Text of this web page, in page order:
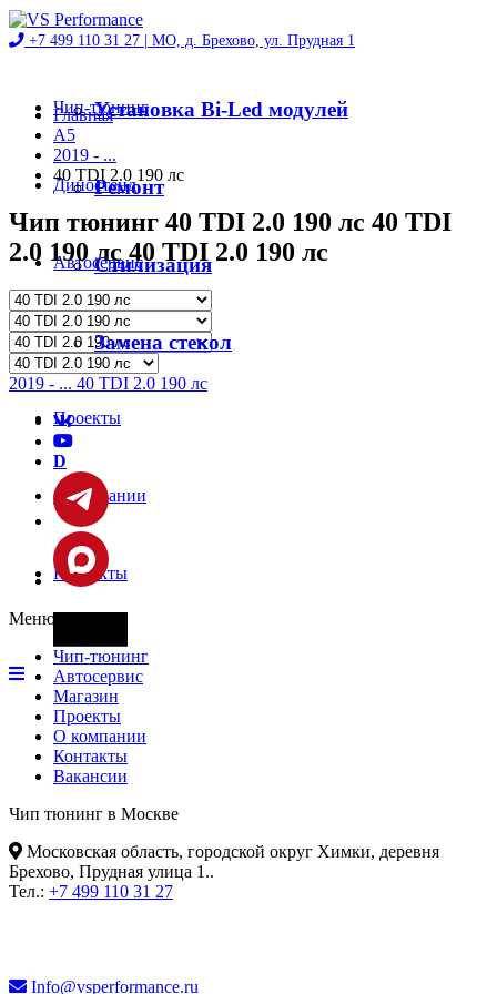
+7 499 110 31 27 | МО, д. Брехово, ул. Прудная 1
Чип-тюнинг
Диностенд
Автосервис
Магазин
Проекты
О компании
Контакты
Установка Bi-Led модулей
Ремонт
Стилизация
Замена стекол
Главная
A5
2019 - ...
40 TDI 2.0 190 лс
Чип тюнинг 40 TDI 2.0 190 лс 40 TDI
2.0 190 лс 40 TDI 2.0 190 лс
2019 - ... 40 TDI 2.0 190 лс
D
Меню
Чип-тюнинг
Автосервис
Магазин
Проекты
О компании
Контакты
Вакансии
Чип тюнинг в Москве
Московская область, городской округ Химки, деревня
Брехово, Прудная улица 1..
Тел.: +7 499 110 31 27
Info@vsperformance.ru